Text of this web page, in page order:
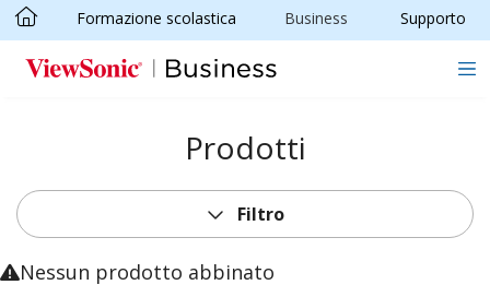
Skip to main content
Formazione scolastica Business Supporto
Prodotti
Filtro
Nessun prodotto abbinato